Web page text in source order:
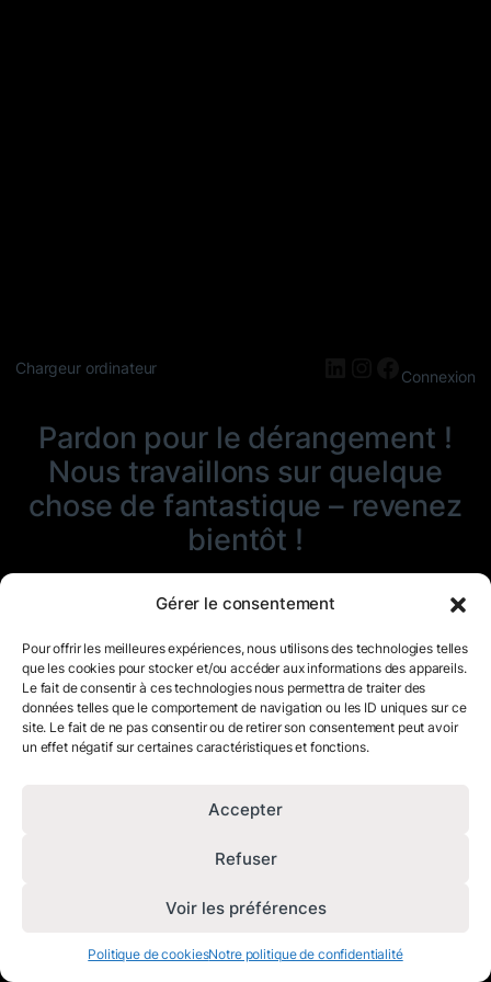
Gérer le consentement
Pour offrir les meilleures expériences, nous utilisons des technologies telles
que les cookies pour stocker et/ou accéder aux informations des appareils.
Le fait de consentir à ces technologies nous permettra de traiter des
données telles que le comportement de navigation ou les ID uniques sur ce
site. Le fait de ne pas consentir ou de retirer son consentement peut avoir
un effet négatif sur certaines caractéristiques et fonctions.
Accepter
Refuser
Voir les préférences
Politique de cookiesNotre politique de confidentialité
Chargeur ordinateur LinkedIn
Instagram
Connexion
Pardon pour le dérangement !
Nous travaillons sur quelque
chose de fantastique – revenez
bientôt !